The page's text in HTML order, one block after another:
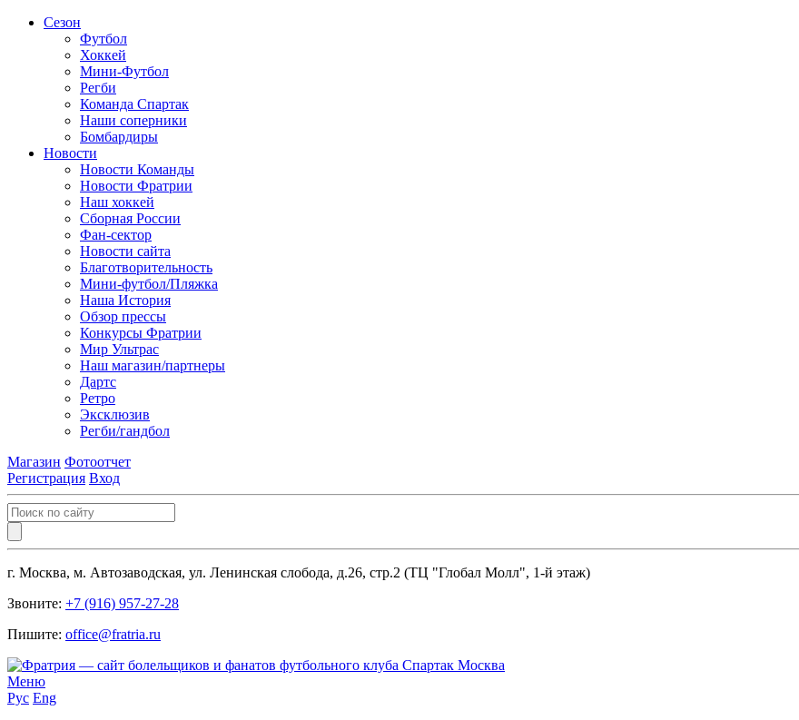
Сезон
Футбол
Хоккей
Мини-Футбол
Регби
Команда Спартак
Наши соперники
Бомбардиры
Новости
Новости Команды
Новости Фратрии
Наш хоккей
Сборная России
Фан-cектор
Новости сайта
Благотворительность
Мини-футбол/Пляжка
Наша История
Обзор прессы
Конкурсы Фратрии
Мир Ультрас
Наш магазин/партнеры
Дартс
Ретро
Эксклюзив
Регби/гандбол
Магазин Фотоотчет
Регистрация Вход
г. Москва, м. Автозаводская, ул. Ленинская слобода, д.26, стр.2 (ТЦ "Глобал Молл", 1-й этаж)
Звоните: +7 (916) 957-27-28
Пишите: office@fratria.ru
Меню
Рус Eng